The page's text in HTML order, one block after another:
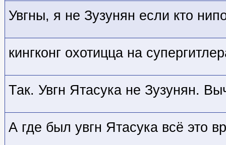
Увгны, я не Зузунян если кто
кингконг охотицца на
Так. Увгн Ятасука не Зузунян.
А где был увгн Ятасука всё это